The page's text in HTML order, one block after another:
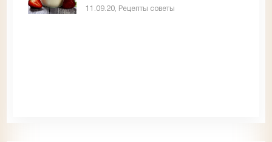
11.09.20, Рецепты советы